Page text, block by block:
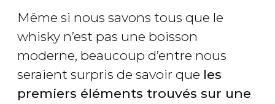
Même si nous savons tous que le
whisky n’est pas une boisson
moderne, beaucoup d’entre nous
seraient surpris de savoir que les
premiers éléments trouvés sur une